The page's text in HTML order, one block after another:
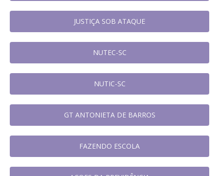
JUSTIÇA SOB ATAQUE
NUTEC-SC
NUTIC-SC
GT ANTONIETA DE BARROS
FAZENDO ESCOLA